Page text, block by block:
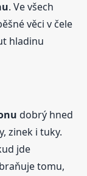
. Ve všech
věci v čele
hladinu
dobrý hned
zinek i tuky.
jde
tomu,